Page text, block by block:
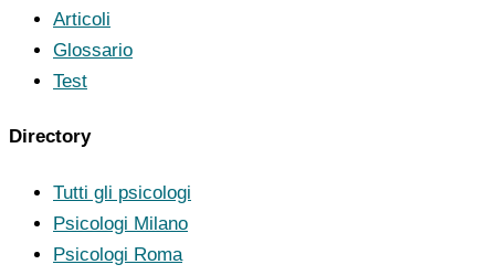
Articoli
Glossario
Test
Directory
Tutti gli psicologi
Psicologi Milano
Psicologi Roma